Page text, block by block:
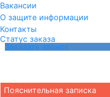
Вакансии
О защите информации
Контакты
Статус заказа
Заказать звонок
Пояснительная записка